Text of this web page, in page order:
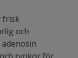
frisk
och